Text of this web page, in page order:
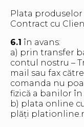
Plata
Contract cu
6.1 în avans:
a) prin transfer
contul nostru –
mail sau fax
comanda nu
fizică a banilor în
b) plata online
plăți